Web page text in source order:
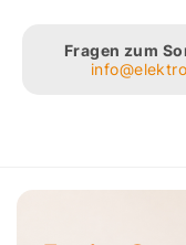
Fragen zum